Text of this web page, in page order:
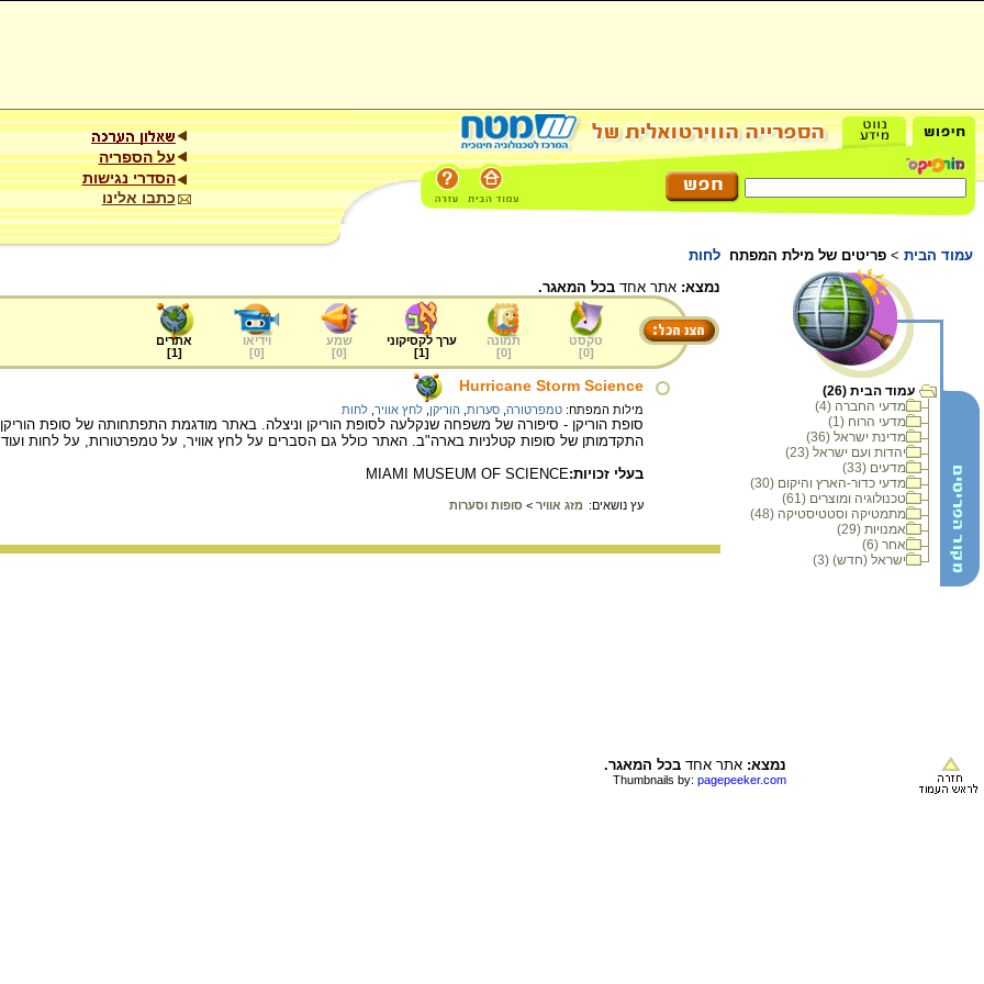
על הספריה
הסדרי נגישות
כתבו אלינו
עמוד הבית > פריטים של מילת המפתח לחות
עמוד הבית (26)
מדעי החברה (4)
מדעי הרוח (1)
מדינת ישראל (36)
יהדות ועם ישראל (23)
מדעים (33)
מדעי כדור-הארץ והיקום (30)
טכנולוגיה ומוצרים (61)
מתמטיקה וסטטיסטיקה (48)
אמנויות (29)
אחר (6)
ישראל (חדש) (3)
נמצא: אתר אחד בכל המאגר.
טקסט
[
0
]
תמונה
[
0
]
ערך לקסיקוני
[
1
]
שמע
[
0
]
וידיאו
[
0
]
אתרים
[
1
]
Hurricane Storm Science
מילות המפתח: טמפרטורה סערות הוריקן לחץ אוויר לחות
סופת הוריקן - סיפורה של משפחה שנקלעה לסופת הוריקן וניצלה. באתר מודגמת התפתחותה של סופת
התקדמותן של סופות קטלניות בארה"ב. האתר כולל גם הסברים על לחץ אוויר, על טמפרטורות, על לחות
בעלי זכויות:MIAMI MUSEUM OF SCIENCE
עץ נושאים: מזג אוויר > סופות וסערות
נמצא: אתר אחד בכל המאגר.
Thumbnails by: pagepeeker.com